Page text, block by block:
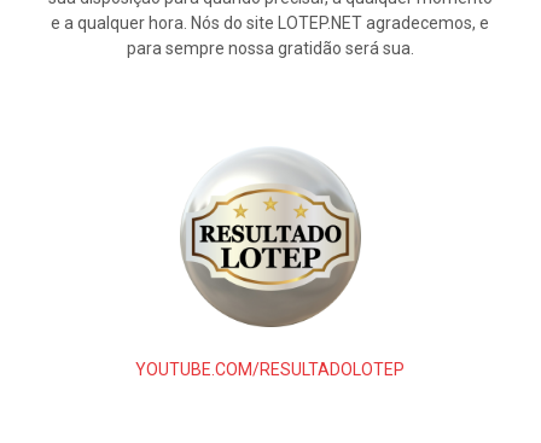
e a qualquer hora. Nós do site LOTEP.NET agradecemos, e
para sempre nossa gratidão será sua.
YOUTUBE.COM/RESULTADOLOTEP